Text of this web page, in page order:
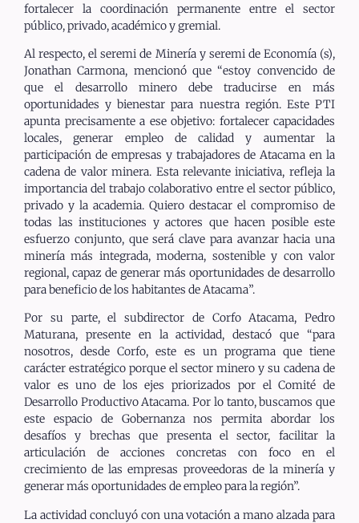
fortalecer la coordinación permanente entre el sector
público, privado, académico y gremial.
Al respecto, el seremi de Minería y seremi de Economía (s),
Jonathan Carmona, mencionó que “estoy convencido de
que el desarrollo minero debe traducirse en más
oportunidades y bienestar para nuestra región. Este PTI
apunta precisamente a ese objetivo: fortalecer capacidades
locales, generar empleo de calidad y aumentar la
participación de empresas y trabajadores de Atacama en la
cadena de valor minera. Esta relevante iniciativa, refleja la
importancia del trabajo colaborativo entre el sector público,
privado y la academia. Quiero destacar el compromiso de
todas las instituciones y actores que hacen posible este
esfuerzo conjunto, que será clave para avanzar hacia una
minería más integrada, moderna, sostenible y con valor
regional, capaz de generar más oportunidades de desarrollo
para beneficio de los habitantes de Atacama”.
Por su parte, el subdirector de Corfo Atacama, Pedro
Maturana, presente en la actividad, destacó que “para
nosotros, desde Corfo, este es un programa que tiene
carácter estratégico porque el sector minero y su cadena de
valor es uno de los ejes priorizados por el Comité de
Desarrollo Productivo Atacama. Por lo tanto, buscamos que
este espacio de Gobernanza nos permita abordar los
desafíos y brechas que presenta el sector, facilitar la
articulación de acciones concretas con foco en el
crecimiento de las empresas proveedoras de la minería y
generar más oportunidades de empleo para la región”.
La actividad concluyó con una votación a mano alzada para